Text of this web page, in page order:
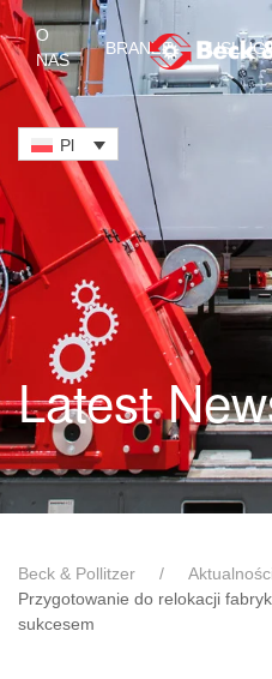
Przejdź do treści głównej
O
NAS
BRANŻE USŁUGI
Pl
Latest
Beck & Pollitzer Aktualności
Przygotowanie do relokacji
sukcesem